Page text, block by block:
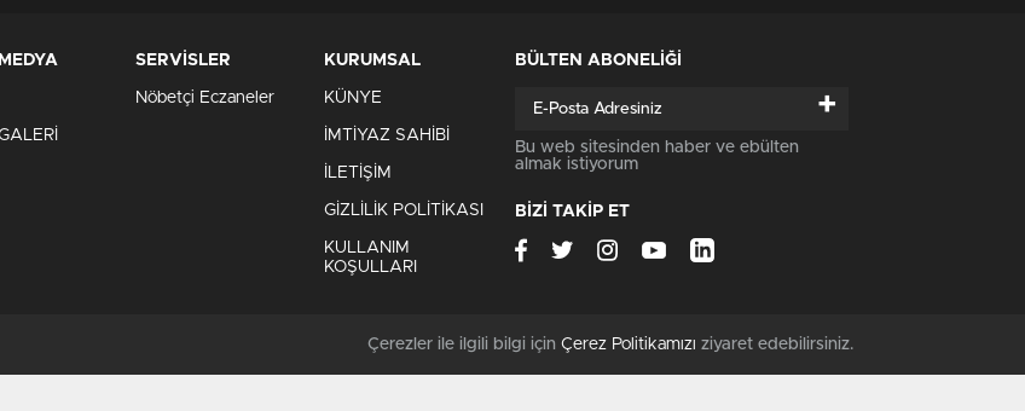
SERVİSLER
Nöbetçi Eczaneler
KURUMSAL
KÜNYE
İMTİYAZ SAHİBİ
İLETİŞİM
GİZLİLİK POLİTİKASI
KULLANIM
KOŞULLARI
BÜLTEN ABONELİĞİ
+
Bu web sitesinden haber ve ebülten
almak istiyorum
BİZİ TAKİP ET
Çerezler ile ilgili bilgi için Çerez Politikamızı ziyaret edebilirsiniz.